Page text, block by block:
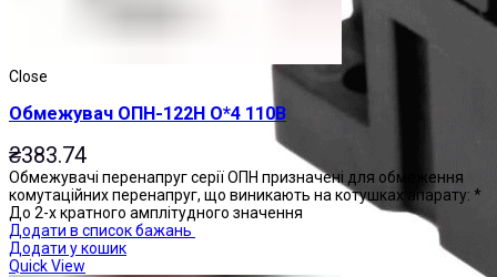
Close
Обмежувач ОПН-122Н О*4 110В
₴383.74
Обмежувачі перенапруг серії ОПН призначені для обмеження
комутаційних перенапруг, що виникають на котушках апарату: *
До 2-х кратного амплітудного значення
Додати в список бажань
Додати у кошик
Quick View